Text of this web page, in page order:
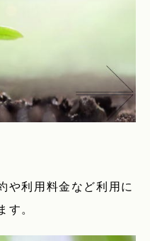
や利用料金など利用に
す。